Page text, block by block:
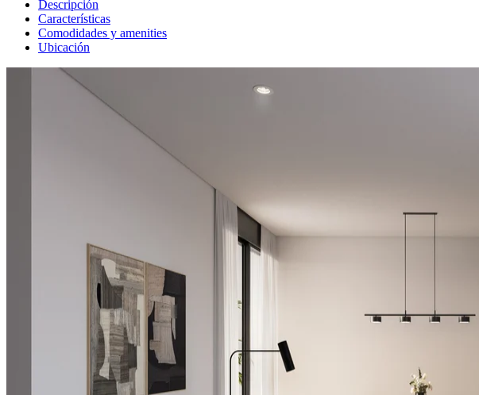
Descripción
Características
Comodidades y amenities
Ubicación